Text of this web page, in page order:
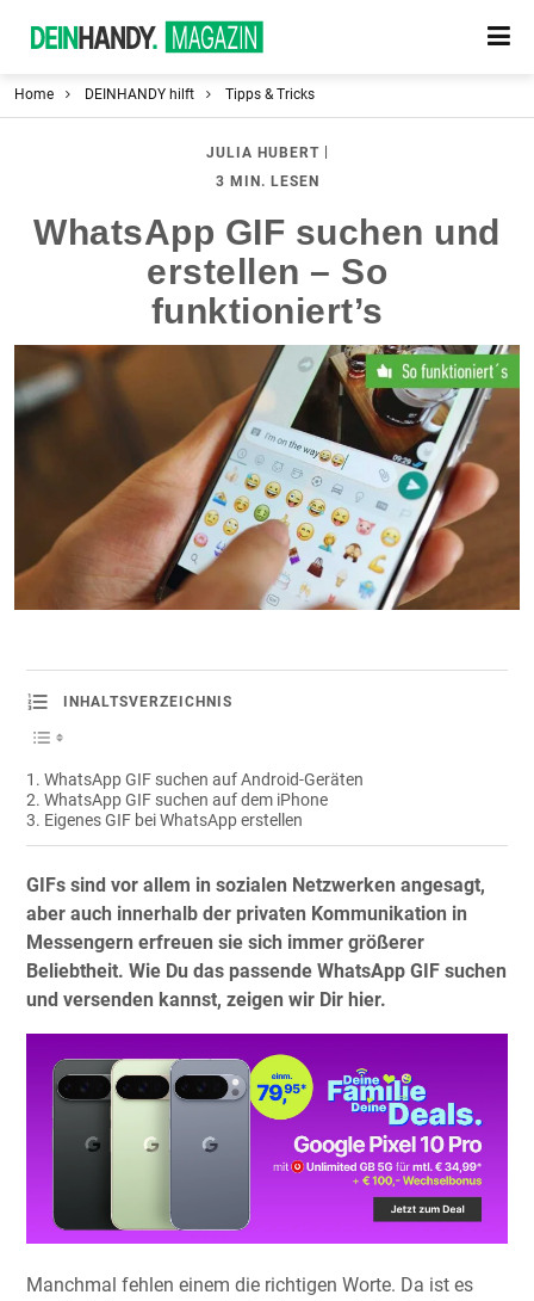
Home DEINHANDY hilft Tipps & Tricks
JULIA HUBERT|
3 MIN. LESEN
WhatsApp GIF suchen und
erstellen – So
funktioniert’s
INHALTSVERZEICHNIS
WhatsApp GIF suchen auf Android-Geräten
WhatsApp GIF suchen auf dem iPhone
Eigenes GIF bei WhatsApp erstellen
GIFs sind vor allem in sozialen Netzwerken angesagt,
aber auch innerhalb der privaten Kommunikation in
Messengern erfreuen sie sich immer größerer
Beliebtheit. Wie Du das passende WhatsApp GIF suchen
und versenden kannst, zeigen wir Dir hier.
Manchmal fehlen einem die richtigen Worte. Da ist es